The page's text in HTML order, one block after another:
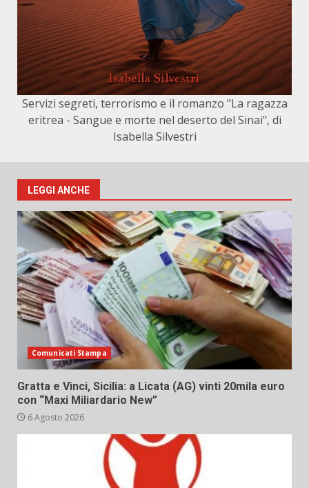
Servizi segreti, terrorismo e il romanzo "La ragazza
eritrea - Sangue e morte nel deserto del Sinai", di
Isabella Silvestri
LEGGI ANCHE
Comunicati Stampa
Gratta e Vinci, Sicilia: a Licata (AG) vinti 20mila euro
con “Maxi Miliardario New”
6 Agosto 2026